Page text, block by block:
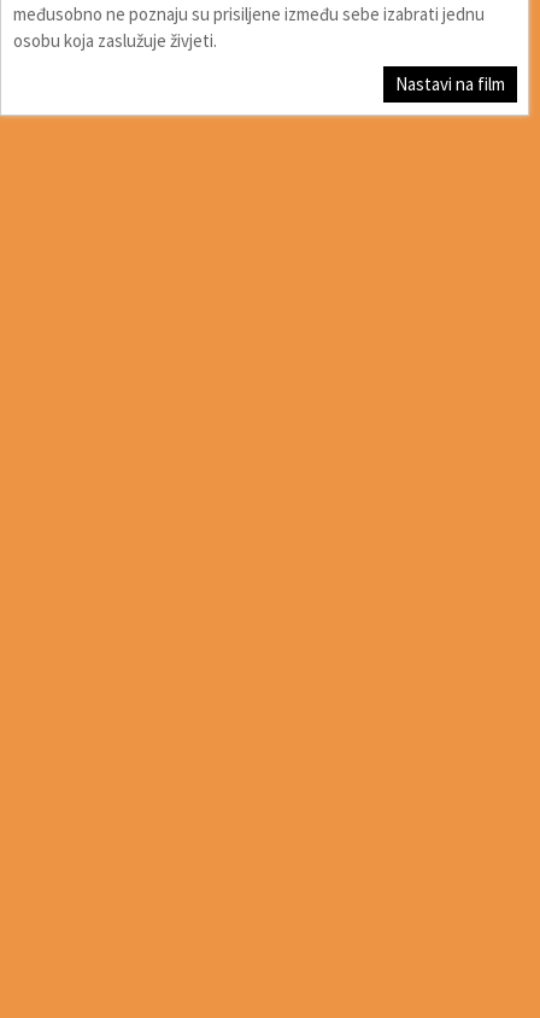
međusobno ne poznaju su prisiljene između sebe izabrati jednu
osobu koja zaslužuje živjeti.
Nastavi na film